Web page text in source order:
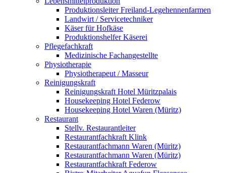
Produktionsleiter Freiland-Legehennenfarmen
Landwirt / Servicetechniker
Käser für Hofkäse
Produktionshelfer Käserei
Pflegefachkraft
Medizinische Fachangestellte
Physiotherapie
Physiotherapeut / Masseur
Reinigungskraft
Reinigungskraft Hotel Müritzpalais
Housekeeping Hotel Federow
Housekeeping Hotel Waren (Müritz)
Restaurant
Stellv. Restaurantleiter
Restaurantfachkraft Klink
Restaurantfachmann Waren (Müritz)
Restaurantfachmann Waren (Müritz)
Restaurantfachkraft Federow